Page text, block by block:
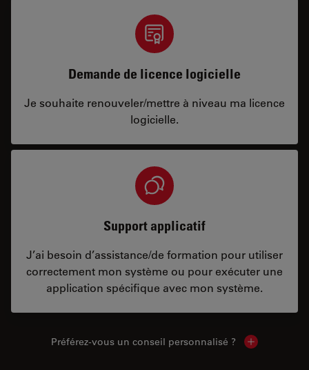
Demande de licence logicielle
Je souhaite renouveler/mettre à niveau ma licence
logicielle.
Support applicatif
J’ai besoin d’assistance/de formation pour utiliser
correctement mon système ou pour exécuter une
application spécifique avec mon système.
Préférez-vous un conseil personnalisé ? Show local